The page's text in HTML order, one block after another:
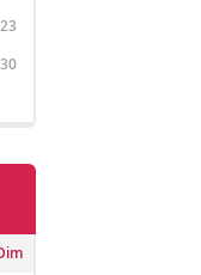
23
30